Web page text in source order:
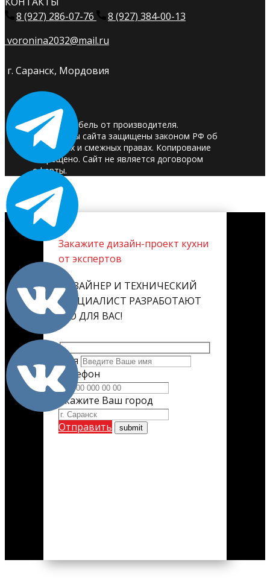
8 (927) 286-07-76
8 (927) 384-00-13
voronina2032@mail.ru
г. Саранск, Мордовия
© 2025. Мебель от производителя.
Материалы сайта защищены законом РФ об
авторских и смежных правах. Копирование
запрещено. Сайт не является договором
оферты.
Закажите дизайн-проект кухни
от экспертов
ДИЗАЙНЕР И ТЕХНИЧЕСКИЙ
СПЕЦИАЛИСТ РАЗРАБОТАЮТ
ЕГО ДЛЯ ВАС!
Имя
Телефон
Укажите Ваш город
Отправить